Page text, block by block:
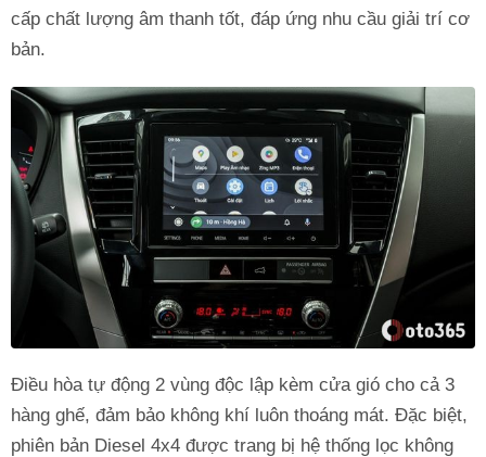
cấp chất lượng âm thanh tốt, đáp ứng nhu cầu giải trí cơ
bản.
Điều hòa tự động 2 vùng độc lập kèm cửa gió cho cả 3
hàng ghế, đảm bảo không khí luôn thoáng mát. Đặc biệt,
phiên bản Diesel 4x4 được trang bị hệ thống lọc không